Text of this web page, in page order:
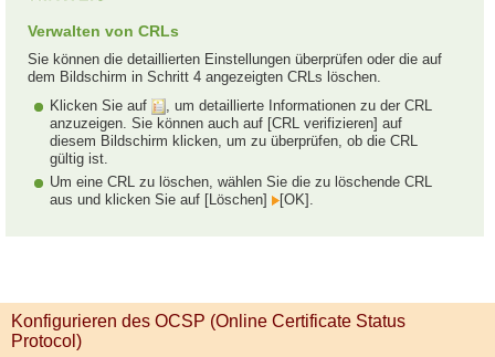
Verwalten von CRLs
Sie können die detaillierten Einstellungen überprüfen oder die auf
dem Bildschirm in Schritt 4 angezeigten CRLs löschen.
Klicken Sie auf
, um detaillierte Informationen zu der CRL
anzuzeigen. Sie können auch auf [CRL verifizieren] auf
diesem Bildschirm klicken, um zu überprüfen, ob die CRL
gültig ist.
Um eine CRL zu löschen, wählen Sie die zu löschende CRL
aus und klicken Sie auf [Löschen]
[OK].
Konfigurieren des OCSP (Online Certificate Status
Protocol)